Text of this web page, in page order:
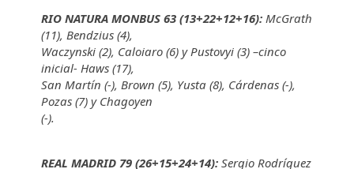
RIO NATURA MONBUS 63 (13+22+12+16): McGrath
(11), Bendzius (4),
Waczynski (2), Caloiaro (6) y Pustovyi (3) –cinco
inicial- Haws (17),
San Martín (-), Brown (5), Yusta (8), Cárdenas (-),
Pozas (7) y Chagoyen
(-).
REAL MADRID 79 (26+15+24+14): Sergio Rodríguez